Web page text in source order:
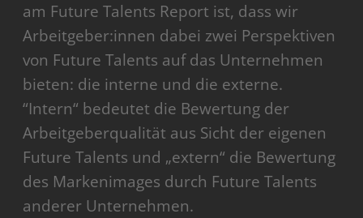
am Future Talents Report ist, dass wir
Arbeitgeber:innen dabei zwei Perspektiven
von Future Talents auf das Unternehmen
bieten: die interne und die externe.
“Intern“ bedeutet die Bewertung der
Arbeitgeberqualität aus Sicht der eigenen
Future Talents und „extern“ die Bewertung
des Markenimages durch Future Talents
anderer Unternehmen.